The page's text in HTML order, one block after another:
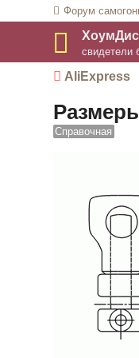
Форум
свидетели
AliExpress
Справочная